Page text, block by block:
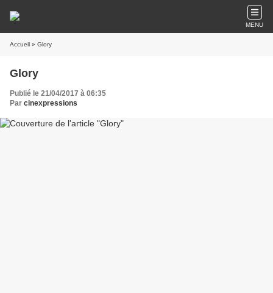
MENU
Accueil » Glory
Glory
Publié le 21/04/2017 à 06:35
Par cinexpressions